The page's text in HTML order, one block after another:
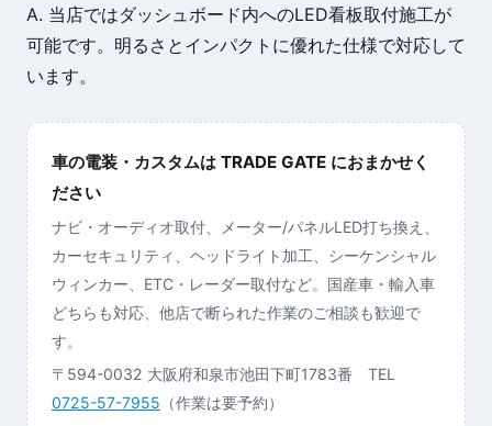
A. 当店ではダッシュボード内へのLED看板取付施工が
可能です。明るさとインパクトに優れた仕様で対応して
います。
車の電装・カスタムは TRADE GATE におまかせく
ださい
ナビ・オーディオ取付、メーター/パネルLED打ち換え、
カーセキュリティ、ヘッドライト加工、シーケンシャル
ウィンカー、ETC・レーダー取付など。国産車・輸入車
どちらも対応、他店で断られた作業のご相談も歓迎で
す。
〒594-0032 大阪府和泉市池田下町1783番 TEL
0725-57-7955 （作業は要予約）